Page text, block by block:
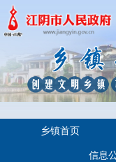
乡镇首页
信息